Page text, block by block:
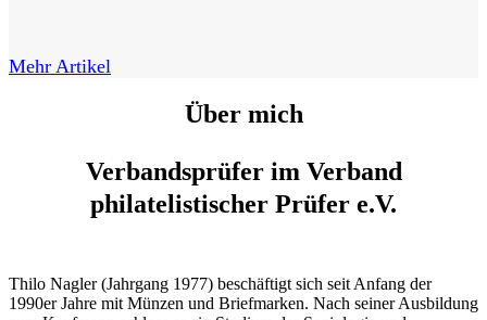
Mehr Artikel
Über mich
Verbandsprüfer im Verband
philatelistischer Prüfer e.V.
Thilo Nagler (Jahrgang 1977) beschäftigt sich seit Anfang der
1990er Jahre mit Münzen und Briefmarken. Nach seiner Ausbildung